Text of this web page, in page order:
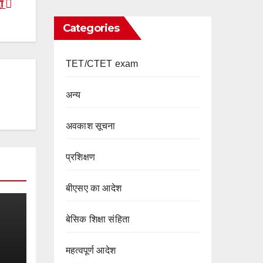
Categories
TET/CTET exam
अन्य
अवकाश सूचना
प्रशिक्षण
बीएसए का आदेश
बेसिक शिक्षा संहिता
महत्वपूर्ण आदेश